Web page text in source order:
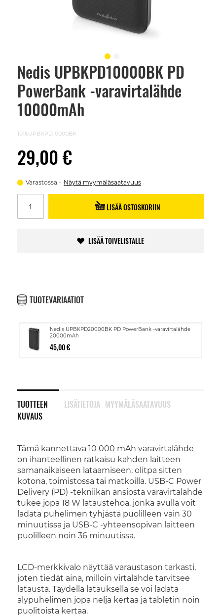
Nedis UPBKPD10000BK PD
PowerBank -varavirtalähde
10000mAh
1016UPBKPD10000BK
29,00 €
Varastossa Näytä myymäläsaatavuus
LISÄÄ OSTOSKORIIN
LISÄÄ TOIVELISTALLE
TUOTEVARIAATIOT
Nedis UPBKPD20000BK PD PowerBank -varavirtalähde
20000mAh
45,00 €
TUOTTEEN
KUVAUS
Tämä kannettava 10 000 mAh varavirtalähde
on ihanteellinen ratkaisu kahden laitteen
samanaikaiseen lataamiseen, olitpa sitten
kotona, toimistossa tai matkoilla. USB-C Power
Delivery (PD) -tekniikan ansiosta varavirtalähde
tukee jopa 18 W lataustehoa, jonka avulla voit
ladata puhelimen tyhjästä puolilleen vain 30
minuutissa ja USB-C -yhteensopivan laitteen
puolilleen noin 36 minuutissa.
LCD-merkkivalo näyttää varaustason tarkasti,
joten tiedät aina, milloin virtalähde tarvitsee
latausta. Täydellä latauksella se voi ladata
älypuhelimen jopa neljä kertaa ja tabletin noin
puolitoista kertaa.
LISÄTIETOJA MYYMÄLÄSAATAVUUS
Skip
beginning
images